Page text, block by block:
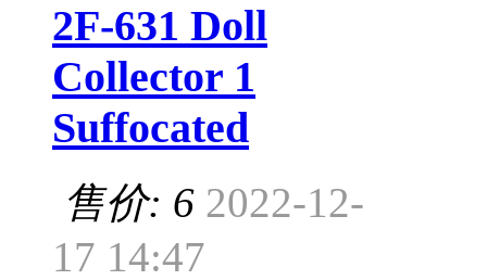
2F-631 Doll
Collector 1
Suffocated
售价: 6 2022-12-
17 14:47